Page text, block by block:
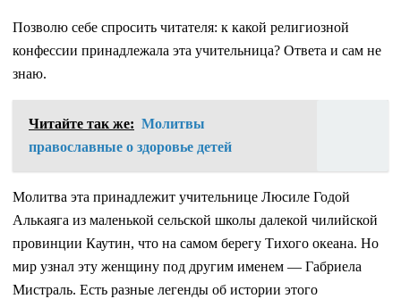
Позволю себе спросить читателя: к какой религиозной
конфессии принадлежала эта учительница? Ответа и сам не
знаю.
Читайте так же: Молитвы
православные о здоровье детей
Молитва эта принадлежит учительнице Люсиле Годой
Алькаяга из маленькой сельской школы далекой чилийской
провинции Каутин, что на самом берегу Тихого океана. Но
мир узнал эту женщину под другим именем — Габриела
Мистраль. Есть разные легенды об истории этого